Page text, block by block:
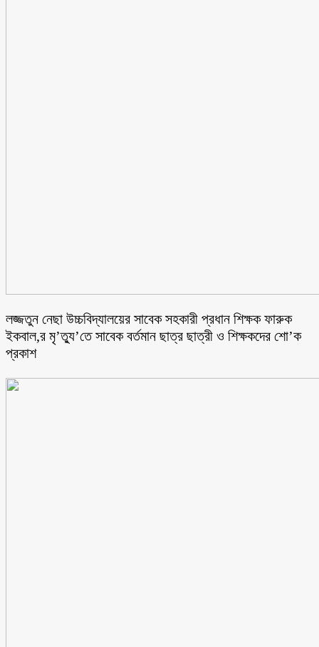
লজ্জতুন নেছা উচ্চবিদ্যালয়ের সাবেক সহকারী প্রধান শিক্ষক ফারুক
ইকবাল,র মৃ’ত্যু’তে সাবেক বর্তমান ছাত্র ছাত্রী ও শিক্ষকদের শো’ক
প্রকাশ